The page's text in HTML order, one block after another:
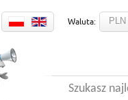
Waluta:
Szukasz